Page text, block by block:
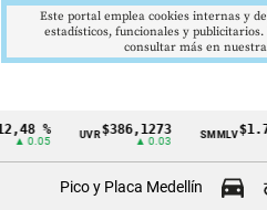
Cintillo
%
▲ 0.05
UVR$386,1273
▲ 0.03
SMMLV
Pico y Placa Medellín
Este portal emplea cookies internas y
estadísticos, funcionales y publicitarios.
consultar más en nuestra